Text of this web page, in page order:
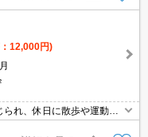
12,000円)
れ、休日に散歩や運動な
ます★